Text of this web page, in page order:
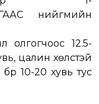
нийгмийн
12.5-
цалин хөлстэй
10-20 хувь тус